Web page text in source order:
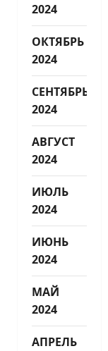
2024
ОКТЯБРЬ
2024
СЕНТЯБРЬ
2024
АВГУСТ
2024
ИЮЛЬ
2024
ИЮНЬ
2024
МАЙ
2024
АПРЕЛЬ